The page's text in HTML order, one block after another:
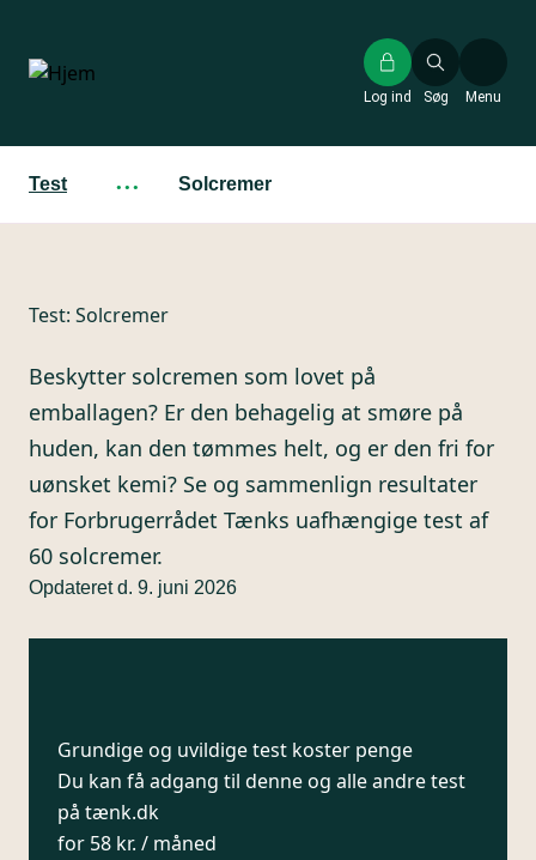
hovedindhold
Søg
Log ind Menu
Test ··· Solcremer
Test: Solcremer
Beskytter solcremen som lovet på
emballagen? Er den behagelig at smøre på
huden, kan den tømmes helt, og er den fri for
uønsket kemi? Se og sammenlign resultater
for Forbrugerrådet Tænks uafhængige test af
60 solcremer.
Opdateret d. 9. juni 2026
Grundige og uvildige test koster penge
Du kan få adgang til denne og alle andre test
på tænk.dk
for 58 kr. / måned